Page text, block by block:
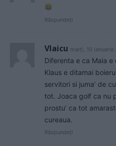
Răspundeți
Vlaicu marți, 10 ianuarie
Diferenta e ca Maia
Klaus e ditamai
servitori si juma’ de
tot. Joaca golf ca nu
prostu’ ca tot
cureaua.
Răspundeți